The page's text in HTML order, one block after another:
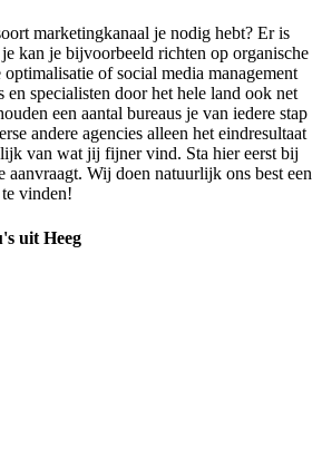
marketingkanaal je nodig hebt? Er is
kan je bijvoorbeeld richten op organische
of social media management
en specialisten door het hele land ook net
een aantal bureaus je van iedere stap
andere agencies alleen het eindresultaat
van wat jij fijner vind. Sta hier eerst bij
aanvraagt. Wij doen natuurlijk ons best een
vinden!
uit Heeg